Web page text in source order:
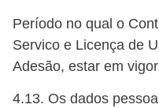
Período no qual o
Servico e Licença de
Adesão, estar em
4.13. Os dados